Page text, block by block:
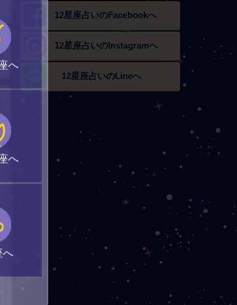
へ
へ
へ
12星座占いのFacebookへ
12星座占いのInstagramへ
12星座占いのLineへ